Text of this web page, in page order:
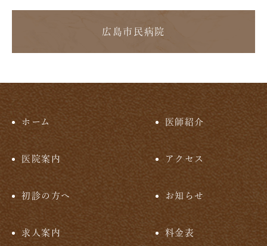
広島市民病院
ホーム 医師紹介
医院案内 アクセス
初診の方へ お知らせ
求人案内 料金表